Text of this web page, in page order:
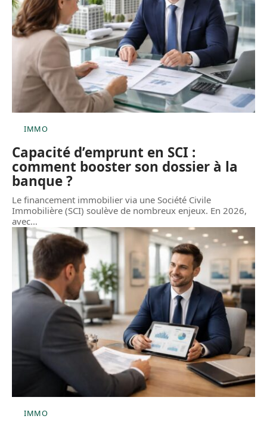
IMMO
Capacité d’emprunt en SCI :
comment booster son dossier à la
banque ?
Le financement immobilier via une Société Civile
Immobilière (SCI) soulève de nombreux enjeux. En 2026,
avec…
IMMO